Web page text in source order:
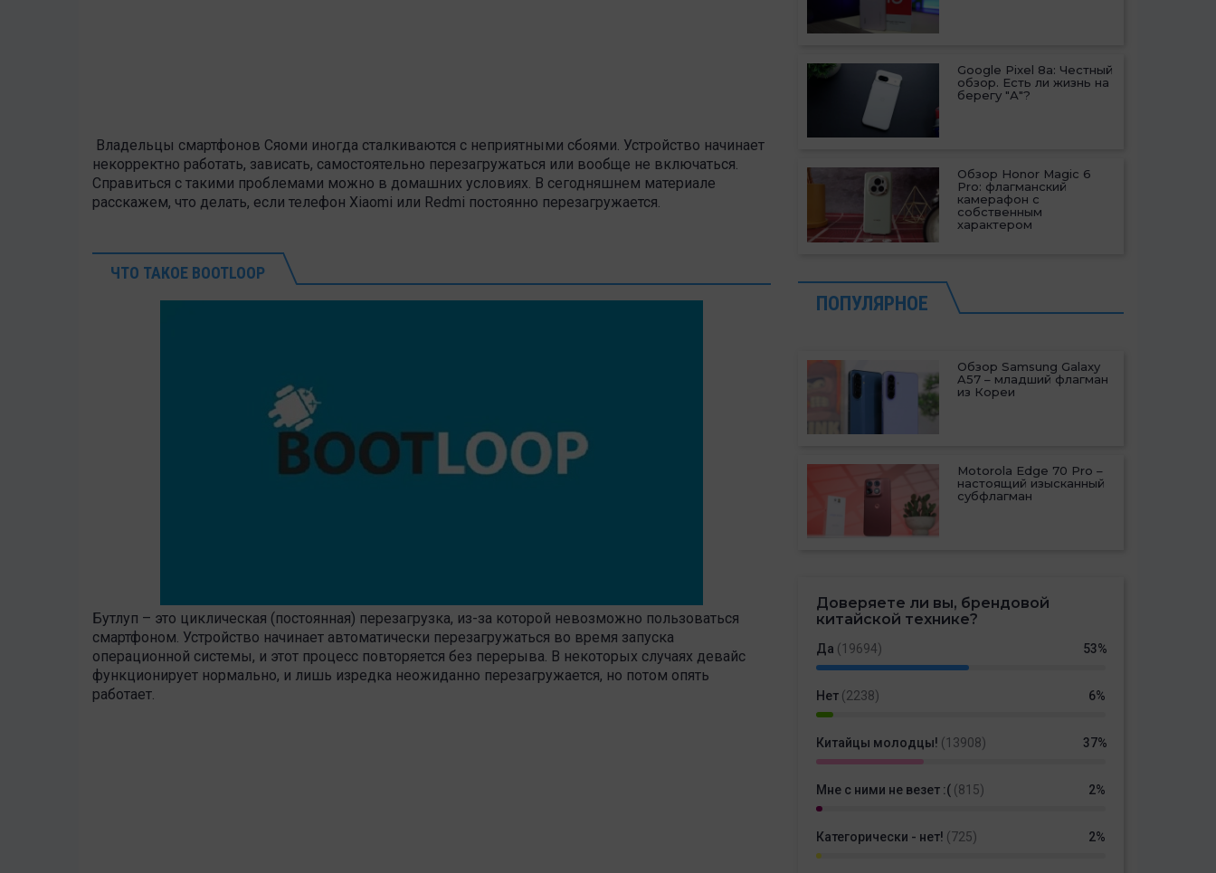
Владельцы смартфонов Сяоми иногда сталкиваются с неприятными сбоями. Устройство начинает
некорректно работать, зависать, самостоятельно перезагружаться или вообще не включаться.
Справиться с такими проблемами можно в домашних условиях. В сегодняшнем материале
расскажем, что делать, если телефон Xiaomi или Redmi постоянно перезагружается.
ЧТО ТАКОЕ BOOTLOOP
Бутлуп – это циклическая (постоянная) перезагрузка, из-за которой невозможно пользоваться
смартфоном. Устройство начинает автоматически перезагружаться во время запуска
операционной системы, и этот процесс повторяется без перерыва. В некоторых случаях девайс
функционирует нормально, и лишь изредка неожиданно перезагружается, но потом опять
работает.
Google Pixel 8a: Честный
обзор. Есть ли жизнь на
берегу "А"?
Обзор Honor Magic 6
Pro: флагманский
камерафон с
собственным
характером
ПОПУЛЯРНОЕ
Обзор Samsung Galaxy
A57 – младший флагман
из Кореи
Motorola Edge 70 Pro –
настоящий изысканный
субфлагман
Доверяете ли вы, брендовой
китайской технике?
Да (19694) 53%
Нет (2238) 6%
Китайцы молодцы! (13908) 37%
Мне с ними не везет :( (815) 2%
Категорически - нет! (725) 2%